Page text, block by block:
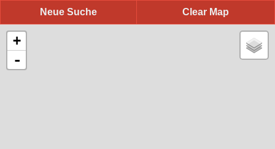
Clear Map
Neue Suche
+
-